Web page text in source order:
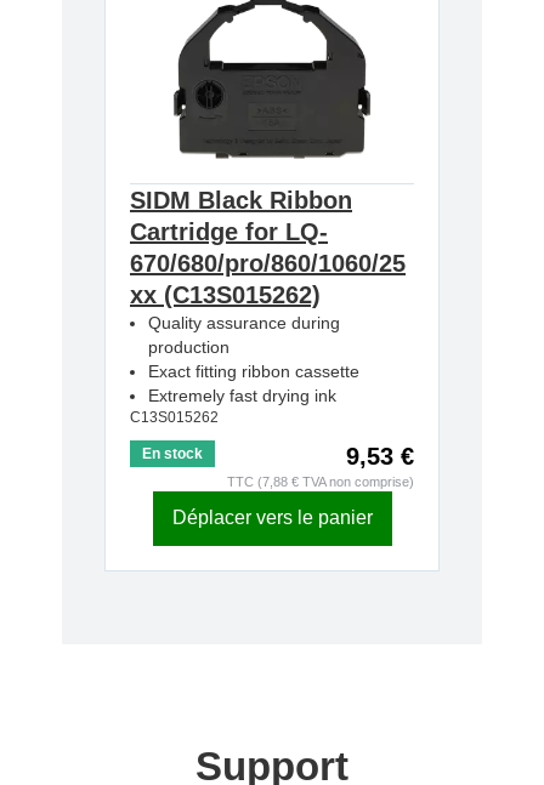
SIDM Black Ribbon
Cartridge for LQ-
670/680/pro/860/1060/25
xx (C13S015262)
Quality assurance during
production
Exact fitting ribbon cassette
Extremely fast drying ink
C13S015262
En stock 9,53 €
TTC (7,88 € TVA non comprise)
Déplacer vers le panier
Support